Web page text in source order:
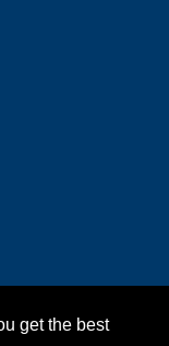
get the best